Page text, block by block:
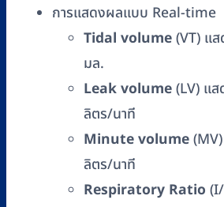
การแสดงผลแบบ Real-time
Tidal volume(VT) แ
มล.
Leak volume(LV) แ
ลิตร/นาที
Minute volume
ลิตร/นาที
Respiratory Ratio